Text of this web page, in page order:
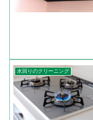
水回りのクリーニング